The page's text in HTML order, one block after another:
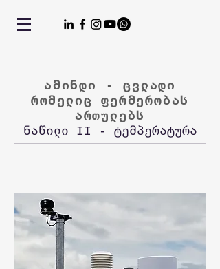
ამინდი - ცვლადი
რომელიც ფერმერობას
ართულებს
ნაწილი II - ტემპერატურა